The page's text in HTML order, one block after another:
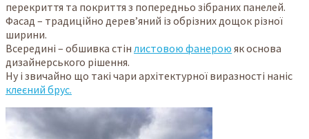
перекриття та покриття з попередньо зібраних панелей.
Фасад – традиційно дерев’яний із обрізних дощок різної
ширини.
Всередині – обшивка стін листовою фанерою як основа
дизайнерського рішення.
Ну і звичайно що такі чари архітектурної виразності наніс
клеєний брус.